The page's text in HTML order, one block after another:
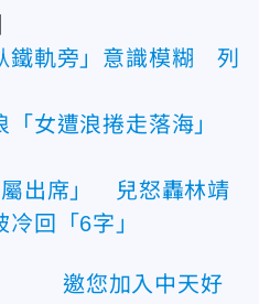
鐵軌旁」意識模糊 列
「女遭浪捲走落海」
屬出席」 兒怒轟林靖
回「6字」
邀您加入中天好